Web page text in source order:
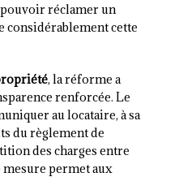
réclamer un
considérablement cette
, la réforme a
renforcée. Le
au locataire, à sa
du règlement de
des charges entre
permet aux